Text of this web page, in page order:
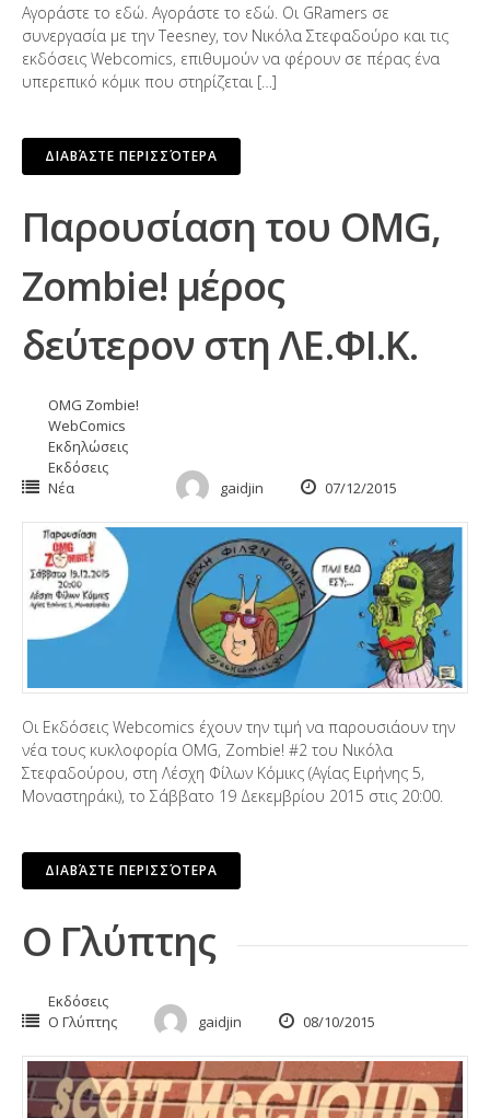
Αγοράστε το εδώ. Αγοράστε το εδώ. Οι GRamers σε
συνεργασία με την Teesney, τον Νικόλα Στεφαδούρο και τις
εκδόσεις Webcomics, επιθυμούν να φέρουν σε πέρας ένα
υπερεπικό κόμικ που στηρίζεται […]
ΔΙΑΒΆΣΤΕ ΠΕΡΙΣΣΌΤΕΡΑ
Παρουσίαση του OMG,
Zombie! μέρος
δεύτερον στη ΛΕ.ΦΙ.Κ.
OMG Zombie!
WebComics
Εκδηλώσεις
Εκδόσεις
Νέα
gaidjin 07/12/2015
Οι Εκδόσεις Webcomics έχουν την τιμή να παρουσιάουν την
νέα τους κυκλοφορία ΟΜG, Zombie! #2 του Νικόλα
Στεφαδούρου, στη Λέσχη Φίλων Κόμικς (Αγίας Ειρήνης 5,
Μοναστηράκι), το Σάββατο 19 Δεκεμβρίου 2015 στις 20:00.
ΔΙΑΒΆΣΤΕ ΠΕΡΙΣΣΌΤΕΡΑ
Ο Γλύπτης
Εκδόσεις
Ο Γλύπτης
gaidjin 08/10/2015